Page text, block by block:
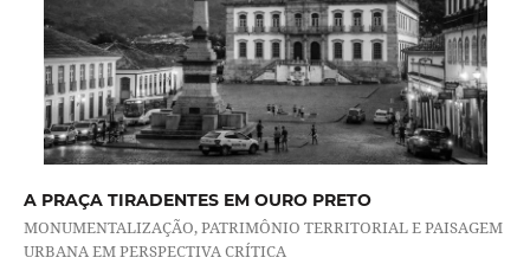
A PRAÇA TIRADENTES EM OURO PRETO
MONUMENTALIZAÇÃO, PATRIMÔNIO TERRITORIAL E PAISAGEM
URBANA EM PERSPECTIVA CRÍTICA